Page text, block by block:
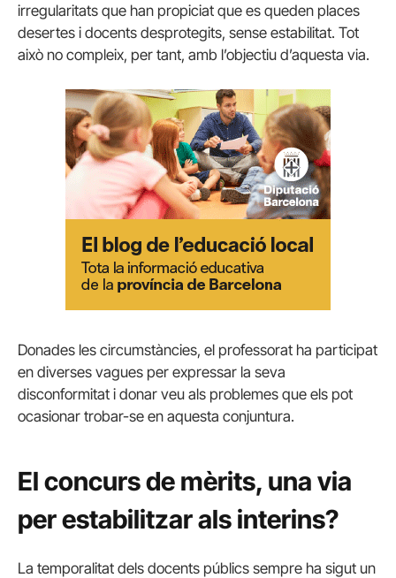
irregularitats que han propiciat que es queden places
desertes i docents desprotegits, sense estabilitat. Tot
això no compleix, per tant, amb l’objectiu d’aquesta via.
Donades les circumstàncies, el professorat ha participat
en diverses vagues per expressar la seva
disconformitat i donar veu als problemes que els pot
ocasionar trobar-se en aquesta conjuntura.
El concurs de mèrits, una via
per estabilitzar als interins?
La temporalitat dels docents públics sempre ha sigut un